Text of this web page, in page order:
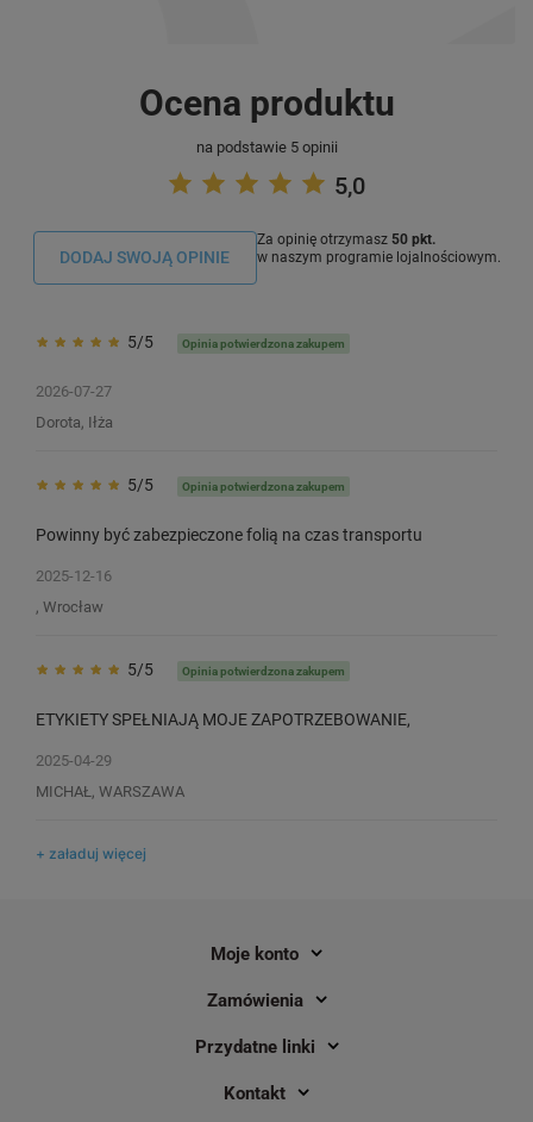
Ocena produktu
na podstawie 5 opinii
5,0
DODAJ SWOJĄ OPINIE
Za opinię otrzymasz 50 pkt.
w naszym programie lojalnościowym.
5/5 Opinia potwierdzona zakupem
2026-07-27
Dorota, Iłża
5/5 Opinia potwierdzona zakupem
Powinny być zabezpieczone folią na czas transportu
2025-12-16
, Wrocław
5/5 Opinia potwierdzona zakupem
ETYKIETY SPEŁNIAJĄ MOJE ZAPOTRZEBOWANIE,
2025-04-29
MICHAŁ, WARSZAWA
+ załaduj więcej
Moje konto
Zamówienia
Przydatne linki
Kontakt